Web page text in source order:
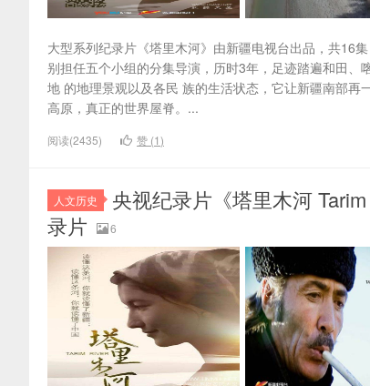
大型系列纪录片《塔里木河》由新疆电视台出品，共16
别担任五个小组的分集导演，历时3年，足迹踏遍和田
地 的地理景观以及各民 族的生活状态，它让新疆南部
高原，真正的世界屋脊。...
阅读(2435) 赞 (1)
人文历史
央视纪录片《塔里木河
录片
6